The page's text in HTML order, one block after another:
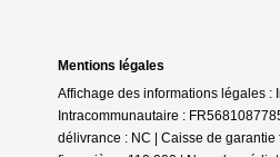
Mentions légales
Affichage des informations légales :
Intracommunautaire :
délivrance : NC | Caisse de